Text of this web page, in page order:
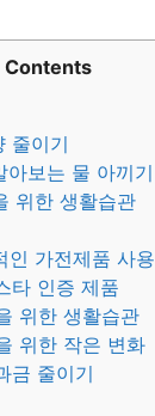
Contents
줄이기
아보는 물 아끼기
위한 생활습관
인 가전제품 사용
타 인증 제품
위한 생활습관
위한 작은 변화
금 줄이기